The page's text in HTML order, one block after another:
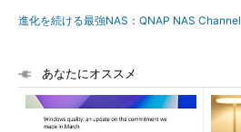
進化を続ける最強NAS：QNAP NAS Channel
あなたにオススメ